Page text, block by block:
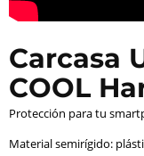
Carcasa
COOL
Protección para tu
Material semirígido: